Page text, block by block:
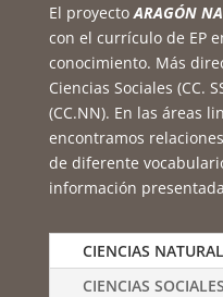
El proyectoARAGÓN
con el currículo de EP
conocimiento. Más
Ciencias Sociales (CC.
(CC.NN). En las áreas
encontramos
de diferente
información
CIENCIAS
CIENCIAS SOCIALES